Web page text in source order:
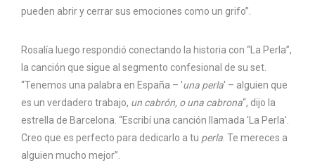
pueden abrir y cerrar sus emociones como un grifo”.
Rosalía luego respondió conectando la historia con “La Perla”,
la canción que sigue al segmento confesional de su set.
“Tenemos una palabra en España – 'una perla' – alguien que
es un verdadero trabajo, un cabrón, o una cabrona“, dijo la
estrella de Barcelona. “Escribí una canción llamada 'La Perla'.
Creo que es perfecto para dedicarlo a tu perla . Te mereces a
alguien mucho mejor”.